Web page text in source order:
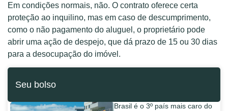
Em condições normais, não. O contrato oferece certa
proteção ao inquilino, mas em caso de descumprimento,
como o não pagamento do aluguel, o proprietário pode
abrir uma ação de despejo, que dá prazo de 15 ou 30 dias
para a desocupação do imóvel.
Seu bolso
Brasil é o 3º país mais caro do